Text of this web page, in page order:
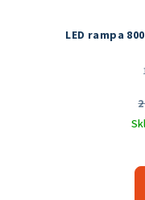
LED rampa